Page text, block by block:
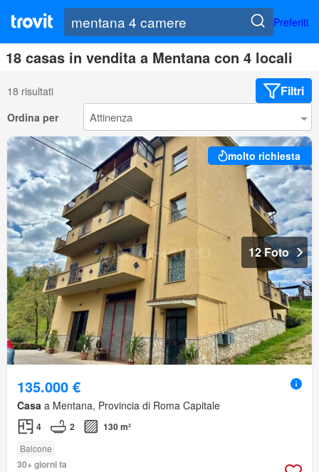
Preferiti
18 casas in vendita a Mentana con 4 locali
18 risultati Filtri
Ordina per
molto richiesta
12 Foto
135.000 €
Casa a Mentana, Provincia di Roma Capitale
4 2 130 m²
Balcone
30+ giorni fa